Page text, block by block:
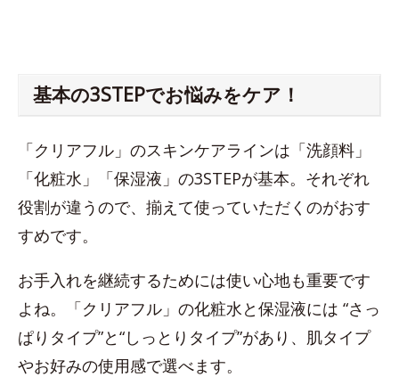
基本の3STEPでお悩みをケア！
「クリアフル」のスキンケアラインは「洗顔料」
「化粧水」「保湿液」の3STEPが基本。それぞれ
役割が違うので、揃えて使っていただくのがおす
すめです。
お手入れを継続するためには使い心地も重要です
よね。「クリアフル」の化粧水と保湿液には “さっ
ぱりタイプ”と“しっとりタイプ”があり、肌タイプ
やお好みの使用感で選べます。